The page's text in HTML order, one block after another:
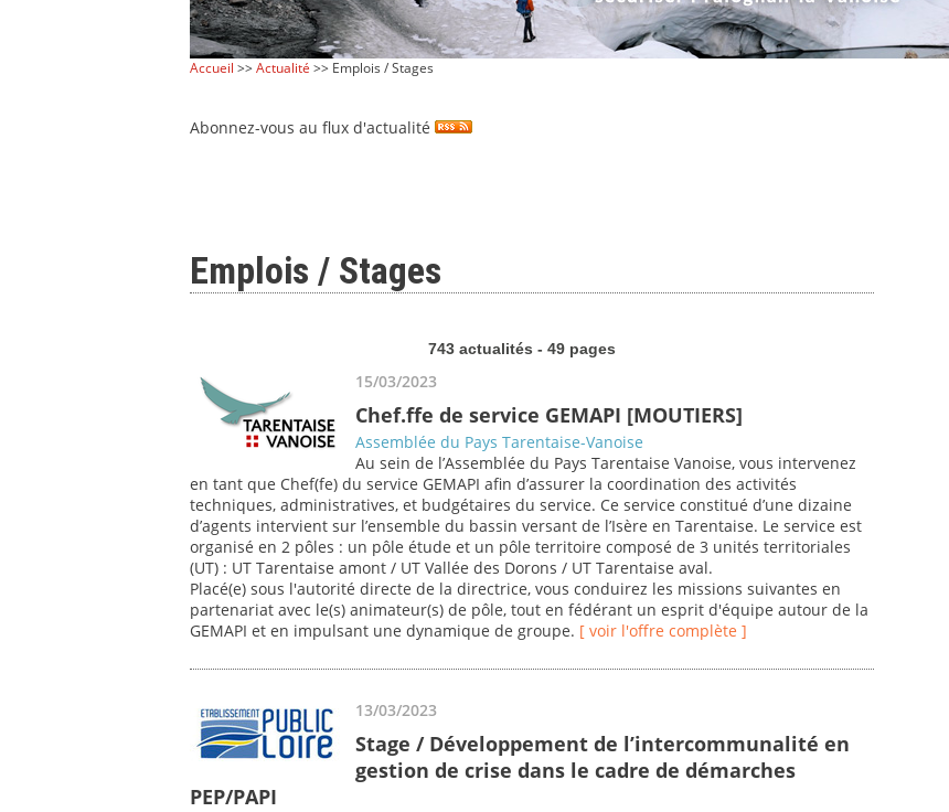
Accueil >>Actualité >> Emplois / Stages
Abonnez-vous au flux d'actualité
Emplois / Stages
743 actualités - 49 pages
15/03/2023
Chef.ffe de service GEMAPI [MOUTIERS]
Assemblée du Pays Tarentaise-Vanoise
Au sein de l’Assemblée du Pays Tarentaise Vanoise, vous intervenez
en tant que Chef(fe) du service GEMAPI afin d’assurer la coordination des activités
techniques, administratives, et budgétaires du service. Ce service constitué d’une dizaine
d’agents intervient sur l’ensemble du bassin versant de l’Isère en Tarentaise. Le service est
organisé en 2 pôles : un pôle étude et un pôle territoire composé de 3 unités territoriales
(UT) : UT Tarentaise amont / UT Vallée des Dorons / UT Tarentaise aval.
Placé(e) sous l'autorité directe de la directrice, vous conduirez les missions suivantes en
partenariat avec le(s) animateur(s) de pôle, tout en fédérant un esprit d'équipe autour de la
GEMAPI et en impulsant une dynamique de groupe. [ voir l'offre complète ]
13/03/2023
Stage / Développement de l’intercommunalité en
gestion de crise dans le cadre de démarches
PEP/PAPI